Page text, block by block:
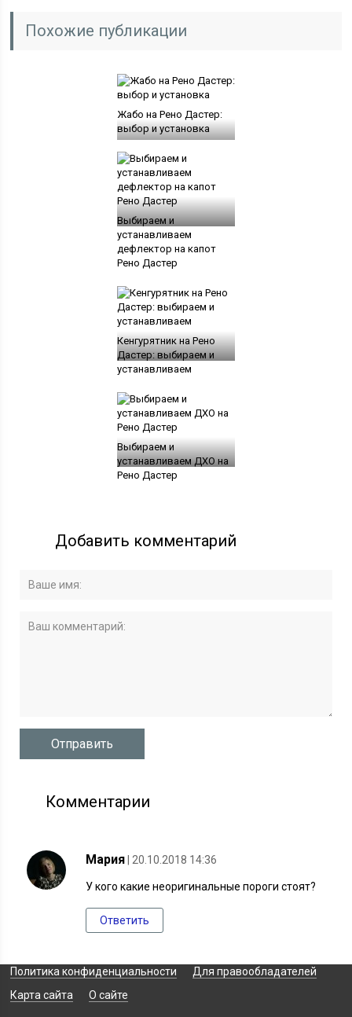
Похожие публикации
Жабо на Рено Дастер:
выбор и установка
Выбираем и
устанавливаем
дефлектор на капот
Рено Дастер
Кенгурятник на Рено
Дастер: выбираем и
устанавливаем
Выбираем и
устанавливаем ДХО на
Рено Дастер
Добавить комментарий
Комментарии
Мария | 20.10.2018 14:36
У кого какие неоригинальные пороги стоят?
Ответить
Политика конфиденциальности
Для правообладателей
Карта сайта
О сайте